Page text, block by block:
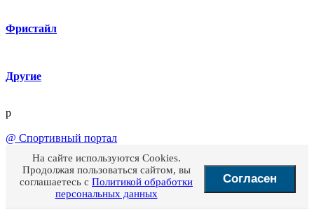
Фристайл
Другие
p
@ Спортивный портал
На сайте используются Cookies.
Продолжая пользоваться сайтом, вы
соглашаетесь с Политикой обработки
персональных данных
Согласен